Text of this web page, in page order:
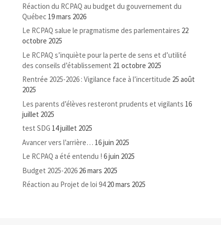
Réaction du RCPAQ au budget du gouvernement du
Québec 19 mars 2026
Le RCPAQ salue le pragmatisme des parlementaires 22
octobre 2025
Le RCPAQ s’inquiète pour la perte de sens et d’utilité
des conseils d’établissement 21 octobre 2025
Rentrée 2025-2026 : Vigilance face à l’incertitude 25 août
2025
Les parents d’élèves resteront prudents et vigilants 16
juillet 2025
test SDG 14 juillet 2025
Avancer vers l’arrière… 16 juin 2025
Le RCPAQ a été entendu ! 6 juin 2025
Budget 2025-2026 26 mars 2025
Réaction au Projet de loi 94 20 mars 2025